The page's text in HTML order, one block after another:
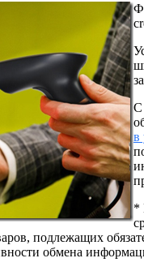
С
в
*
подлежащих
обмена